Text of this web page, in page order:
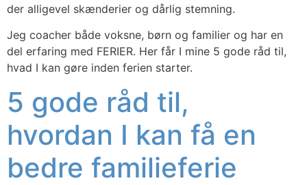
der alligevel skænderier og dårlig stemning.
Jeg coacher både voksne, børn og familier og har en
del erfaring med FERIER. Her får I mine 5 gode råd til,
hvad I kan gøre inden ferien starter.
5 gode råd til,
hvordan I kan få en
bedre familieferie